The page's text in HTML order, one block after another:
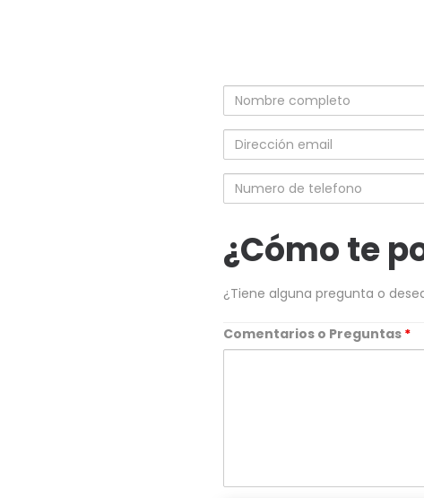
Nombre
completo
Dirección
email
Numero
de
¿Cómo te
¿Tiene alguna pregunta o
Comentarios o Preguntas *